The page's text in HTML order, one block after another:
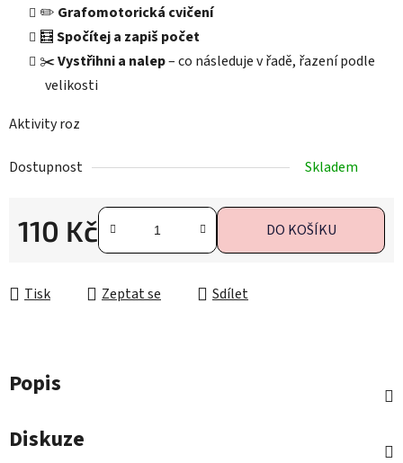
✏️ Grafomotorická cvičení
🧮 Spočítej a zapiš počet
✂️Vystřihni a nalep– co následuje v řadě, řazení podle
velikosti
Aktivity roz
Dostupnost Skladem
110 Kč DO KOŠÍKU
Tisk Zeptat se Sdílet
Popis
Diskuze